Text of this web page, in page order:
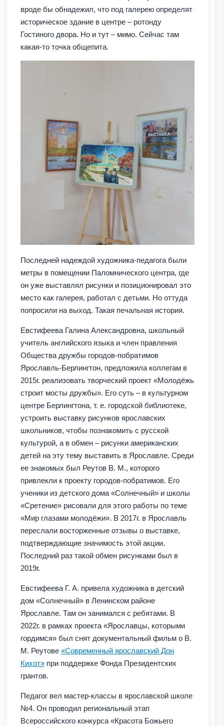
вроде бы обнадежил, что под галерею определят
историческое здание в центре – ротонду
Гостиного двора. Но и тут – мимо. Сейчас там
какая-то точка общепита.
Последней надеждой художника-педагога были
метры в помещении Паломнического центра, где
он уже выставлял рисунки и позиционировал это
место как галерея, работал с детьми. Но оттуда
попросили на выход. Такая печальная история.
Евстифеева Галина Александровна, школьный
учитель английского языка и член правления
Общества дружбы городов-побратимов
Ярославль-Берлингтон, предложила коллегам в
2015г. реализовать творческий проект «Молодёжь
строит мосты дружбы». Его суть – в культурном
центре Берлингтона, т. е. городской библиотеке,
устроить выставку рисунков ярославских
школьников, чтобы познакомить с русской
культурой, а в обмен – рисунки американских
детей на эту тему выставить в Ярославле. Среди
ее знакомых был Реутов В. М., которого
привлекли к проекту городов-побратимов. Его
ученики из детского дома «Солнечный» и школы
«Сретение» рисовали для этого работы по теме
«Мир глазами молодёжи». В 2017г. в Ярославль
переслали восторженные отзывы о выставке,
подтверждающие значимость этой акции.
Последний раз такой обмен рисунками был в
2019г.
Евстифеева Г. А. привела художника в детский
дом «Солнечный» в Ленинском районе
Ярославле. Там он занимался с ребятами. В
2022г. в рамках проекта «Ярославцы, которыми
гордимся» был снят документальный фильм о В.
М. Реутове «Современный ярославский Дон
Кихот» при поддержке Фонда Президентских
грантов.
Педагог вел мастер-классы в ярославской школе
№4. Он проводил региональный этап
Всероссийского конкурса «Красота Божьего